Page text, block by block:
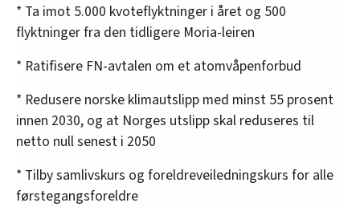
* Ta imot 5.000 kvoteflyktninger i året og 500
flyktninger fra den tidligere Moria-leiren
* Ratifisere FN-avtalen om et atomvåpenforbud
* Redusere norske klimautslipp med minst 55 prosent
innen 2030, og at Norges utslipp skal reduseres til
netto null senest i 2050
* Tilby samlivskurs og foreldreveiledningskurs for alle
førstegangsforeldre